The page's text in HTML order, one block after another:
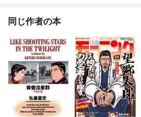
同じ作者の本